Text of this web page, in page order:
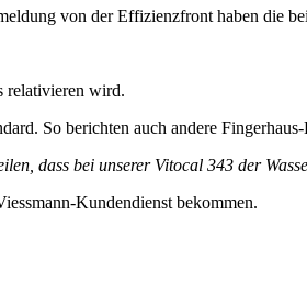
von der Effizienzfront haben die
relativieren wird.
So berichten auch andere
dass bei unserer Vitocal 343 der
Kundendienst bekommen.